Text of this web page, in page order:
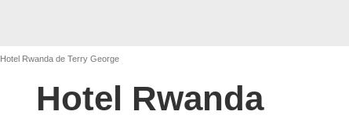
Hotel Rwanda de Terry George
Hotel Rwanda